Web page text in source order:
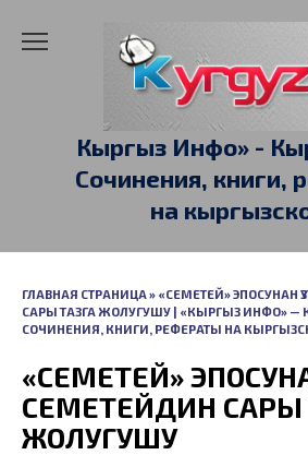
Кыргыз Инфо» -
Сочинения, книги,
на
ГЛАВНАЯ СТРАНИЦА» «СЕМЕТЕЙ» ЭПОСУНАН
САРЫ ТАЗГА ЖОЛУГУШУ | «КЫРГЫЗ ИНФО» —
СОЧИНЕНИЯ, КНИГИ, РЕФЕРАТЫ НА
«СЕМЕТЕЙ»
СЕМЕТЕЙДИН САРЫ
ЖОЛУГУШУ